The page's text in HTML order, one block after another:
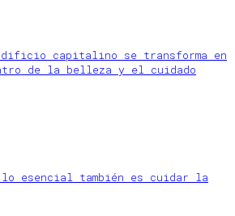
capitalino se transforma en
de la belleza y el cuidado
esencial también es cuidar la